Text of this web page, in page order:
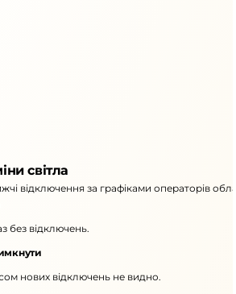
світла
відключення за графіками операторів
без відключень.
нових відключень не видно.